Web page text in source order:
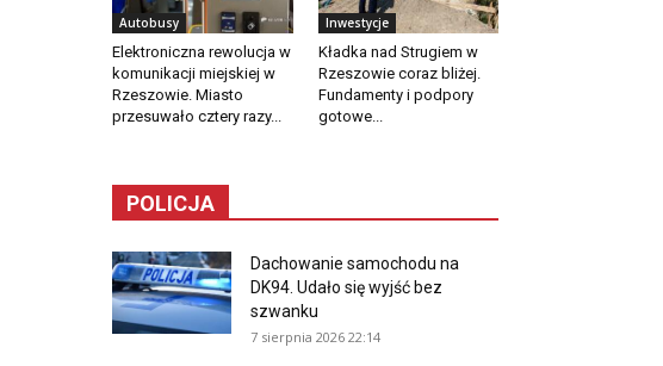
Autobusy
Elektroniczna rewolucja w
komunikacji miejskiej w
Rzeszowie. Miasto
przesuwało cztery razy...
Inwestycje
Kładka nad Strugiem w
Rzeszowie coraz bliżej.
Fundamenty i podpory
gotowe...
POLICJA
Dachowanie samochodu na
DK94. Udało się wyjść bez
szwanku
7 sierpnia 2026 22:14